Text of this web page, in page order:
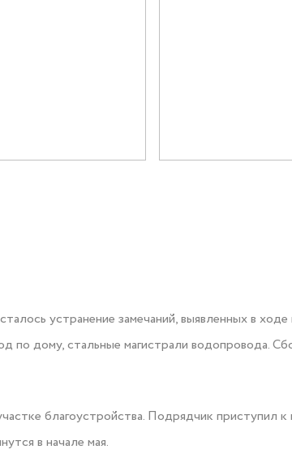
устранение замечаний, выявленных в
дому, стальные магистрали водопровода.
благоустройства. Подрядчик приступил
в начале мая.